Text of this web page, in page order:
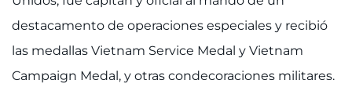
destacamento de operaciones especiales y recibió
las medallas Vietnam Service Medal y Vietnam
Campaign Medal, y otras condecoraciones militares.